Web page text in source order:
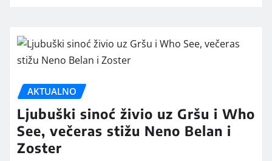
AKTUALNO
Ljubuški sinoć živio uz Gršu i Who
See, večeras stižu Neno Belan i
Zoster